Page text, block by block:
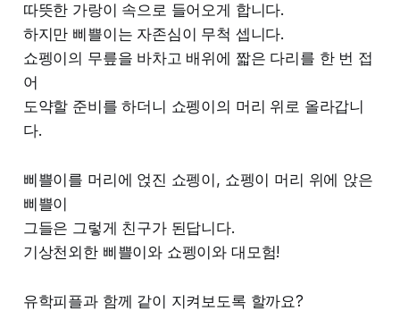
따뜻한 가랑이 속으로 들어오게 합니다.
하지만 삐쁠이는 자존심이 무척 셉니다.
쇼펭이의 무릎을 바차고 배위에 짧은 다리를 한 번 접
어
도약할 준비를 하더니 쇼펭이의 머리 위로 올라갑니
다.
삐쁠이를 머리에 얹진 쇼펭이, 쇼펭이 머리 위에 앉은
삐쁠이
그들은 그렇게 친구가 된답니다.
기상천외한 삐쁠이와 쇼펭이와 대모험!
유학피플과 함께 같이 지켜보도록 할까요?